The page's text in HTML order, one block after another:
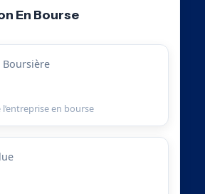
En Bourse
en bourse